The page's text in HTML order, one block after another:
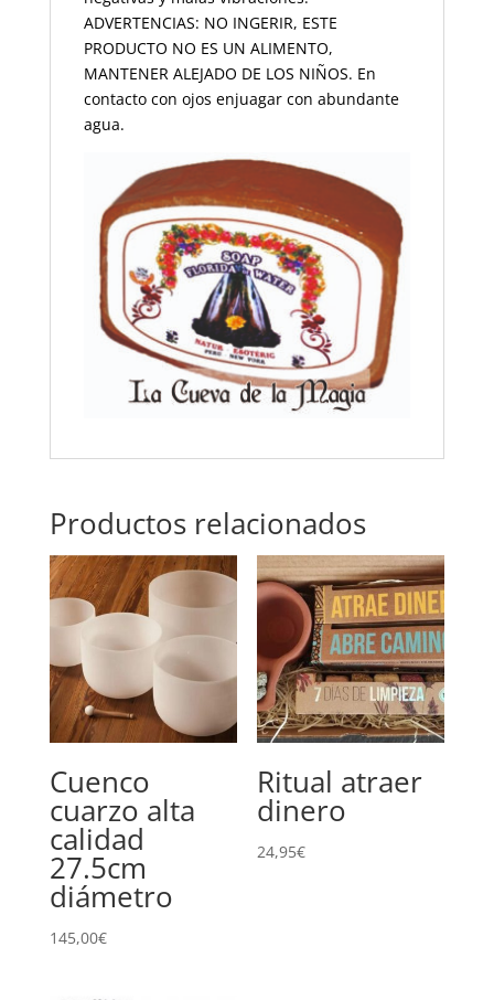
ADVERTENCIAS: NO INGERIR, ESTE
PRODUCTO NO ES UN ALIMENTO,
MANTENER ALEJADO DE LOS NIÑOS. En
contacto con ojos enjuagar con abundante
agua.
Productos relacionados
Cuenco
cuarzo alta
calidad
27.5cm
diámetro
145,00€
Ritual atraer
dinero
24,95€